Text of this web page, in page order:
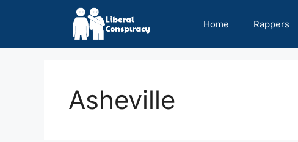
Home Rappers
Asheville